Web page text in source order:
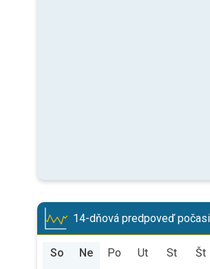
14-dňová predpoveď
So Ne Po Ut St Št